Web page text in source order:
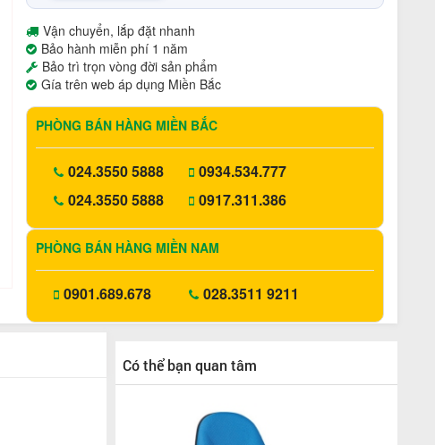
Vận chuyển, lắp đặt nhanh
Bảo hành miễn phí 1 năm
Bảo trì trọn vòng đời sản phẩm
Gía trên web áp dụng Miền Bắc
PHÒNG BÁN HÀNG MIỀN BẮC
024.3550 5888
024.3550 5888
0934.534.777
0917.311.386
PHÒNG BÁN HÀNG MIỀN NAM
0901.689.678 028.3511 9211
Có thể bạn quan tâm